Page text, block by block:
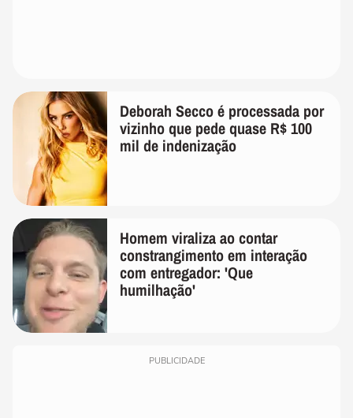
Deborah Secco é processada por
vizinho que pede quase R$ 100
mil de indenização
Homem viraliza ao contar
constrangimento em interação
com entregador: 'Que
humilhação'
PUBLICIDADE